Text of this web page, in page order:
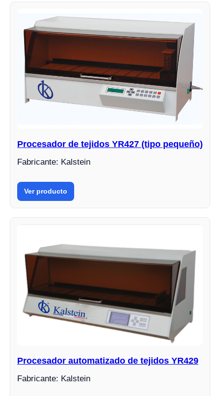
Procesador de tejidos YR427 (tipo pequeño)
Fabricante: Kalstein
Ver producto
Procesador automatizado de tejidos YR429
Fabricante: Kalstein